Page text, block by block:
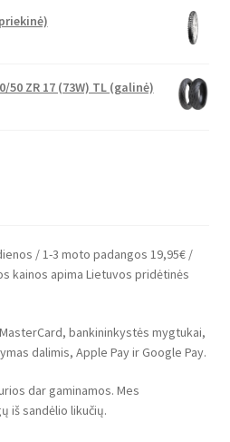
50 ZR 17 (73W) TL (galinė)
/ 1-3 moto padangos 19,95€ /
kainos apima Lietuvos pridėtinės
bankininkystės mygtukai,
dalimis, Apple Pay ir Google Pay.
dar gaminamos. Mes
iš sandėlio likučių.